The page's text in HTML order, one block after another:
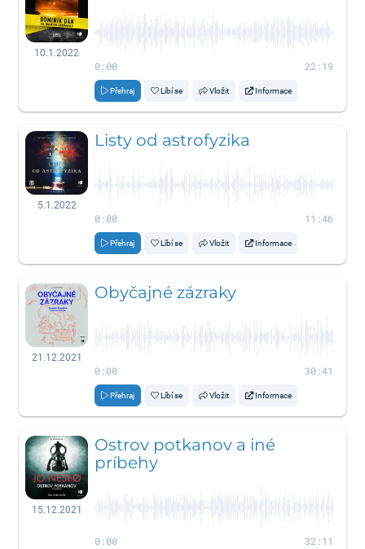
10.1.2022
0:00 22:19
Přehraj Líbí se Vložit Informace
5.1.2022
Listy od astrofyzika
0:00 11:46
Přehraj Líbí se Vložit Informace
21.12.2021
Obyčajné zázraky
0:00 30:41
Přehraj Líbí se Vložit Informace
15.12.2021
Ostrov potkanov a iné
príbehy
0:00 32:11